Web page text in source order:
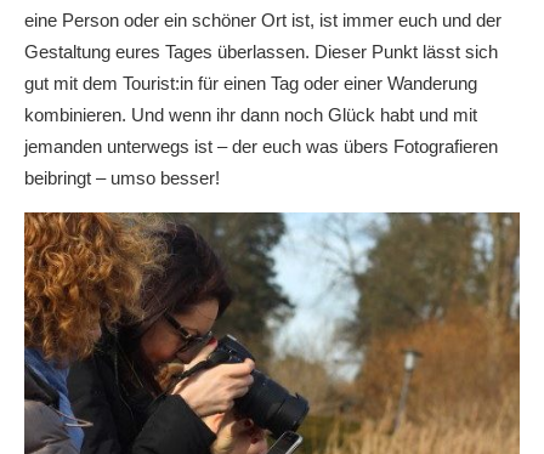
eine Person oder ein schöner Ort ist, ist immer euch und der
Gestaltung eures Tages überlassen. Dieser Punkt lässt sich
gut mit dem Tourist:in für einen Tag oder einer Wanderung
kombinieren. Und wenn ihr dann noch Glück habt und mit
jemanden unterwegs ist – der euch was übers Fotografieren
beibringt – umso besser!